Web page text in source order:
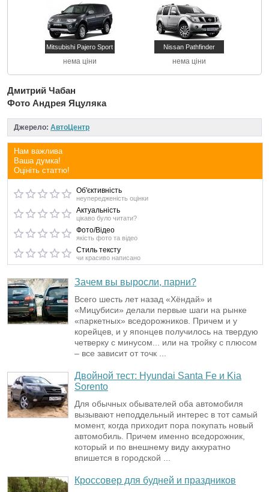
Mitsubishi Pajero Sport
нема ціни
Nissan Pathfinder
нема ціни
Дмитрий Чабан
Фото Андрея Яцуляка
Джерело: АвтоЦентр
Нам важлива
Ваша думка!
Оцініть статтю!
Об'єктивність
неупередженість оцінки
Актуальність
цікаво було читати?
Фото/Відео
якість фото та відео
Стиль тексту
чи красиво написано
Зачем вы выросли, парни?
Всего шесть лет назад «Хёндай» и
«Мицубиси» делали первые шаги на рынке
«паркетных» вседорожников. Причем и у
корейцев, и у японцев получилось на твердую
четверку с минусом... или на тройку с плюсом
– все зависит от точк ...
Двойной тест: Hyundai Santa Fe и Kia
Sorento
Для обычных обывателей оба автомобиля
вызывают неподдельный интерес в тот самый
момент, когда приходит пора покупать новый
автомобиль. Причем именно вседорожник,
который и по внешнему виду аккуратно
впишется в городской ...
Кроссовер для будней и праздников